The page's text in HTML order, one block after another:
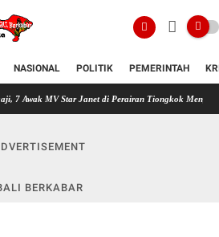
NASIONAL POLITIK PEMERINTAH
Janet di Perairan Tiongkok Mengaku Menunggu
BERKABAR